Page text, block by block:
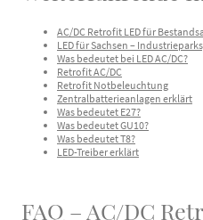
AC/DC Retrofit LED für
LED für Sachsen –
Was bedeutet bei LED AC/DC?
Retrofit AC/DC
Retrofit Notbeleuchtung
Zentralbatterieanlagen erklärt
Was bedeutet E27?
Was bedeutet GU10?
Was bedeutet T8?
LED-Treiber erklärt
FAQ – AC/DC